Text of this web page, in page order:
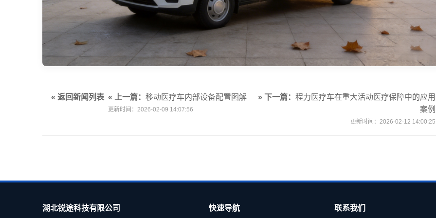
« 返回新闻列表 « 上一篇：移动医疗车内部设备配置图解
更新时间：2026-02-09 14:07:56
» 下一篇： 程力医疗车在重大活动医疗保障中的应用
案例
更新时间：2026-02-12 14:00:25
湖北锐途科技有限公司 快速导航 联系我们